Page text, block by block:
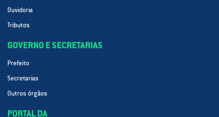
Ouvidoria
Tributos
GOVERNO E SECRETARIAS
Prefeito
Secretarias
Outros órgãos
PORTAL DA